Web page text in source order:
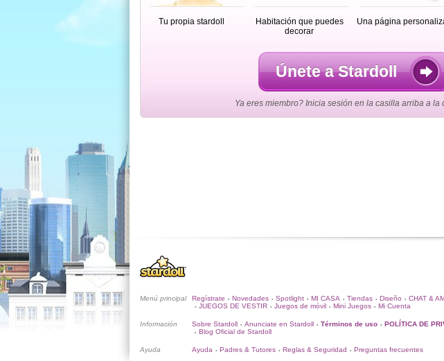
Tu propia stardoll
Habitación que puedes
decorar
Una página
Únete a Stardoll
Ya eres miembro? Inicia sesión en la casilla arriba a la
Menú principal Regístrate • Novedades • Spotlight • MI CASA • Tiendas • Diseño • CHAT &
• JUEGOS DE VESTIR • Juegos de móvil • Mini Juegos • Mi Cuenta
Información Sobre Stardoll • Anunciate en Stardoll • Términos de uso • POLÍTICA DE
• Blog Oficial de Stardoll
Ayuda Ayuda • Padres & Tutores • Reglas & Seguridad • Preguntas frecuentes